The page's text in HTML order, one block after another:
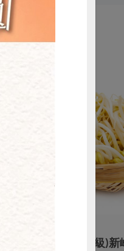
黃豆芽(環保級)